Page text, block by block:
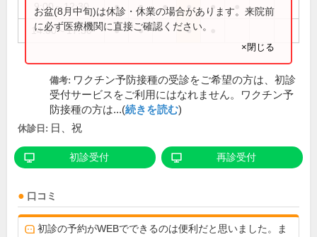
9:00～12:30 ● ● ● ● ●
14:00～17:30 ● ● ●
お盆(8月中旬)は休診・休業の場合があります。来院前
に必ず医療機関に直接ご確認ください。
×閉じる
備考: ワクチン予防接種の受診をご希望の方は、初診
受付サービスをご利用にはなれません。ワクチン予
防接種の方は...(続きを読む)
休診日: 日、祝
初診受付 再診受付
口コミ
初診の予約がWEBでできるのは便利だと思いました。ま